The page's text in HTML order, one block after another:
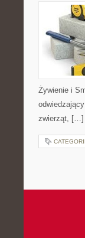
Żywienie i
zwierząt, […]